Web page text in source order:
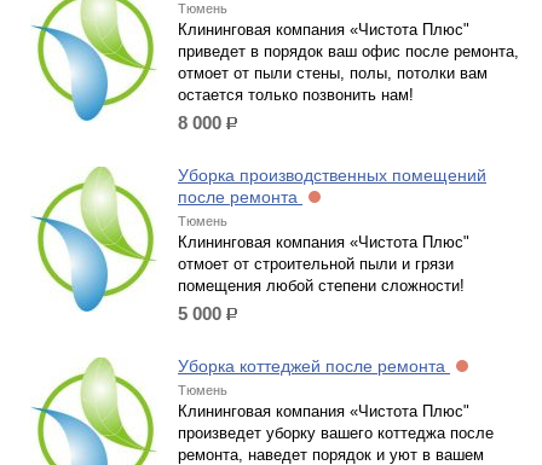
Тюмень
Клининговая компания «Чистота Плюс"
приведет в порядок ваш офис после ремонта,
отмоет от пыли стены, полы, потолки вам
остается только позвонить нам!
8 000 р.
Уборка производственных помещений
после ремонта
Тюмень
Клининговая компания «Чистота Плюс"
отмоет от строительной пыли и грязи
помещения любой степени сложности!
5 000 р.
Уборка коттеджей после ремонта
Тюмень
Клининговая компания «Чистота Плюс"
произведет уборку вашего коттеджа после
ремонта, наведет порядок и уют в вашем